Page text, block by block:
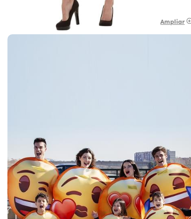
Ampliar